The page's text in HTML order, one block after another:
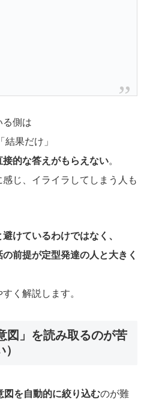
る側は
果だけ」
接的な答えがもらえない。
じ、イライラしてしまう人も
けているわけではなく、
前提が定型発達の人と大きく
く解説します。
図」を読み取るのが苦
図を自動的に絞り込むのが難